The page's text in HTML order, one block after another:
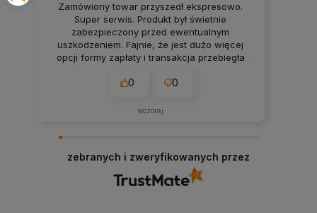
Zamówiony towar przyszedł ekspresowo.
Super serwis. Produkt był świetnie
zabezpieczony przed ewentualnym
uszkodzeniem. Fajnie, że jest dużo więcej
opcji formy zapłaty i transakcja przebiegła
opisów na stronie, rzetelnie.
0 0
wczoraj
zebranych i zweryfikowanych przez